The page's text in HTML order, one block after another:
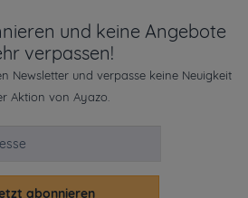
und keine Angebote
verpassen!
Newsletter und verpasse keine Neuigkeit
Aktion von Ayazo.
abonnieren